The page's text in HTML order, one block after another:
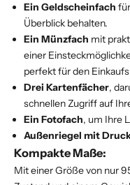
Ein Geldscheinfach
Überblick behalten.
Ein Münzfach mit
einer
perfekt für den
Drei Kartenfächer,
schnellen Zugriff auf
Ein Fotofach, um Ihre
Außenriegel mit
Kompakte Maße:
Mit einer Größe von nur